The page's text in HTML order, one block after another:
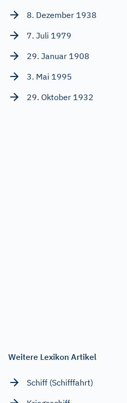
8. Dezember 1938
7. Juli 1979
29. Januar 1908
3. Mai 1995
29. Oktober 1932
Weitere Lexikon Artikel
Schiff (Schifffahrt)